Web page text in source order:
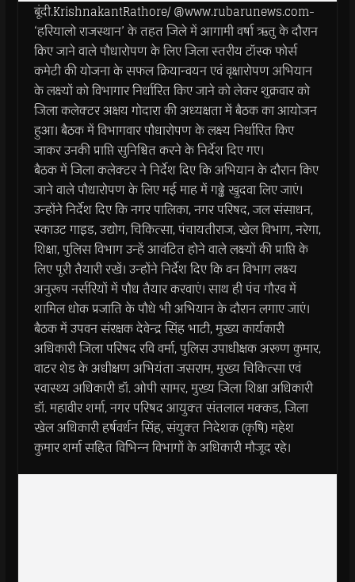
बूंदी.KrishnakantRathore/ @www.rubarunews.com-
‘हरियालो राजस्थान’ के तहत जिले में आगामी वर्षा ऋतु के दौरान
किए जाने वाले पौधारोपण के लिए जिला स्‍तरीय टॉस्‍क फोर्स
कमेटी की योजना के सफल क्रियान्‍वयन एवं वृक्षारोपण अभियान
के लक्ष्‍यों को विभागार निर्धारित किए जाने को लेकर शुक्रवार को
जिला कलेक्‍टर अक्षय गोदारा की अध्‍यक्षता में बैठक का आयोजन
हुआ। बैठक में विभागवार पौधारोपण के लक्ष्‍य निर्धारित किए
जाकर उनकी प्राप्ति सुनिश्चित करने के निर्देश दिए गए।
बैठक में जिला कलेक्‍टर ने निर्देश दिए कि अभियान के दौरान किए
जाने वाले पौधारोपण के लिए मई माह में गढ्ढे खुदवा लिए जाएं।
उन्‍होंने निर्देश दिए कि नगर पालिका, नगर परिषद, जल संसाधन,
स्‍काउट गाइड, उद्योग, चिकित्‍सा, पंचायतीराज, खेल विभाग, नरेगा,
शिक्षा, पुलिस विभाग उन्‍हें आवंटित होने वाले लक्ष्‍यों की प्राप्ति के
लिए पूरी तैयारी रखें। उन्‍होंने निर्देश दिए कि वन विभाग लक्ष्‍य
अनुरूप नर्सरियों में पौध तैयार करवाएं। साथ ही पंच गौरव में
शामिल धोक प्रजाति के पौधे भी अभियान के दौरान लगाए जाएं।
बैठक में उपवन संरक्षक देवेन्‍द्र सिंह भाटी, मुख्‍य कार्यकारी
अधिकारी जिला परिषद रवि वर्मा, पुलिस उपाधीक्षक अरूण कुमार,
वाटर शेड के अधीक्षण अभियंता जसराम, मुख्‍य चिकित्‍सा एवं
स्‍वास्‍थ्‍य अधिकारी डॉ. ओपी सामर, मुख्‍य जिला शिक्षा अधिकारी
डॉ. महावीर शर्मा, नगर परिषद आयुक्‍त संतलाल मक्‍कड, जिला
खेल अधिकारी हर्षवर्धन सिंह, संयुक्‍त निदेशक (कृषि) महेश
कुमार शर्मा सहित विभिन्‍न विभागों के अधिकारी मौजूद रहे।